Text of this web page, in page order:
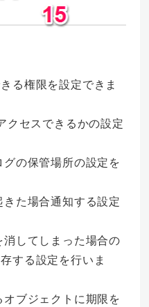
る権限を設定できま
セスできるかの設定
の保管場所の設定を
た場合通知する設定
してしまった場合の
する設定を行いま
ブジェクトに期限を